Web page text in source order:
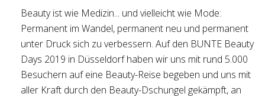
Beauty ist wie Medizin... und vielleicht wie Mode:
Permanent im Wandel, permanent neu und permanent
unter Druck sich zu verbessern. Auf den BUNTE Beauty
Days 2019 in Düsseldorf haben wir uns mit rund 5.000
Besuchern auf eine Beauty-Reise begeben und uns mit
aller Kraft durch den Beauty-Dschungel gekämpft, an